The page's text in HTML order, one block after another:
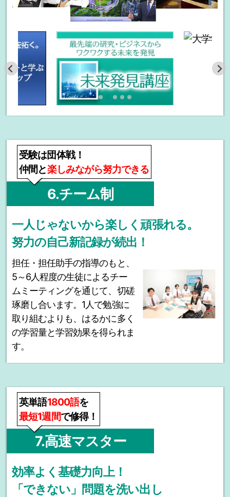
受験は団体戦！
仲間と楽しみながら努力できる
6.チーム制
一人じゃないから楽しく頑張れる。
努力の自己新記録が続出！
担任・担任助手の指導のもと、
5～6人程度の生徒によるチー
ムミーティングを通じて、切磋
琢磨し合います。1人で勉強に
取り組むよりも、はるかに多く
の学習量と学習効果を得られま
す。
英単語1800語を
最短1週間で修得！
7.高速マスター
効率よく基礎力向上！
「できない」問題を洗い出し